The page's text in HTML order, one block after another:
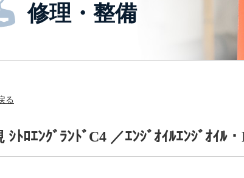
修理・整備
る
ｼﾄﾛｴﾝｸﾞﾗﾝﾄﾞC4 ／ｴﾝｼﾞｵｲﾙｴﾝｼﾞｵｲﾙ